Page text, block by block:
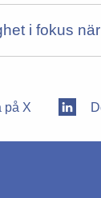
i fokus
på X